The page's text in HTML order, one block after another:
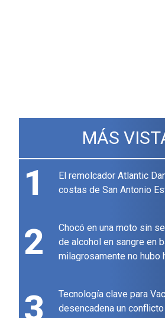
MÁS
1
El remolcador Atlantic
costas de San Antonio
2
Chocó en una moto sin
de alcohol en sangre en
milagrosamente no hubo
3
Tecnología clave para
desencadena un